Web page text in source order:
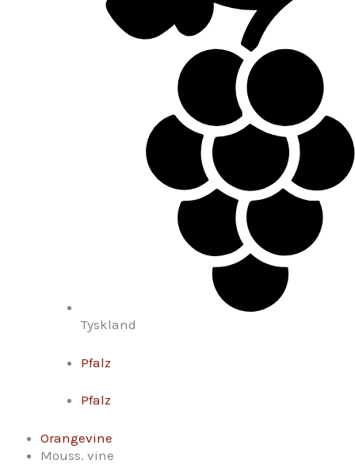
Tyskland
Pfalz
Pfalz
Orangevine
Mouss. vine